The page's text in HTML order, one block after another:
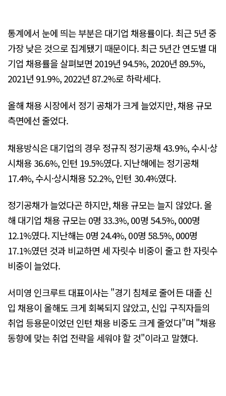
통계에서 눈에 띄는 부분은 대기업 채용률이다. 최근 5년 중
가장 낮은 것으로 집계됐기 때문이다. 최근 5년간 연도별 대
기업 채용률을 살펴보면 2019년 94.5%, 2020년 89.5%,
2021년 91.9%, 2022년 87.2%로 하락세다.
올해 채용 시장에서 정기 공채가 크게 늘었지만, 채용 규모
측면에선 줄었다.
채용방식은 대기업의 경우 정규직 정기공채 43.9%, 수시·상
시채용 36.6%, 인턴 19.5%였다. 지난해에는 정기공채
17.4%, 수시·상시채용 52.2%, 인턴 30.4%였다.
정기공채가 늘었다곤 하지만, 채용 규모는 늘지 않았다. 올
해 대기업 채용 규모는 0명 33.3%, 00명 54.5%, 000명
12.1%였다. 지난해는 0명 24.4%, 00명 58.5%, 000명
17.1%였던 것과 비교하면 세 자릿수 비중이 줄고 한 자릿수
비중이 늘었다.
서미영 인크루트 대표이사는 "경기 침체로 줄어든 대졸 신
입 채용이 올해도 크게 회복되지 않았고, 신입 구직자들의
취업 등용문이었던 인턴 채용 비중도 크게 줄었다"며 "채용
동향에 맞는 취업 전략을 세워야 할 것"이라고 말했다.